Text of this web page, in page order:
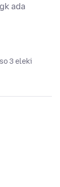
ada
3 eleki